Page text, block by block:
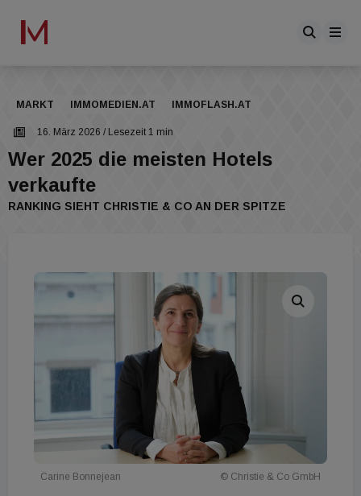
MARKT IMMOMEDIEN.AT IMMOFLASH.AT
16. März 2026 / Lesezeit 1 min
Wer 2025 die meisten Hotels
verkaufte
RANKING SIEHT CHRISTIE & CO AN DER SPITZE
Carine Bonnejean © Christie & Co GmbH